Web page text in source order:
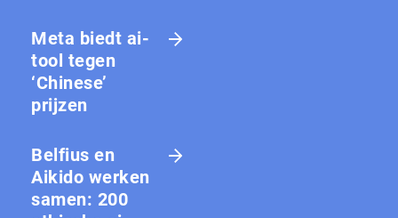
Meta biedt ai-
tool tegen
‘Chinese’
prijzen
Belfius en
Aikido werken
samen: 200